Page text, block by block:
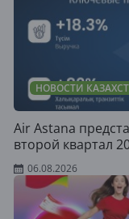
НОВОСТИ
Air Astana
второй квартал
06.08.2026